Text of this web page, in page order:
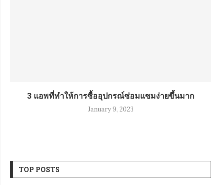
3 แอพที่ทำให้การซื้ออุปกรณ์ซ่อมแซมง่ายขึ้นมาก
January 9, 2023
TOP POSTS